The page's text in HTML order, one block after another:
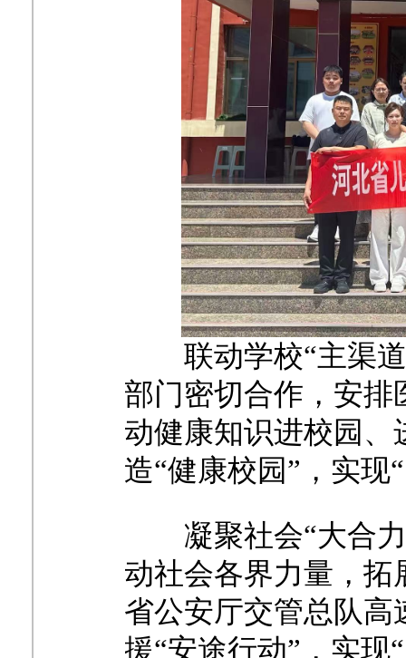
联动学校“主渠
部门密切合作，安排
动健康知识进校园
造“健康校园”，实现
凝聚社会“大合
动社会各界力量，拓
省公安厅交管总队
援“安途行动”，实现